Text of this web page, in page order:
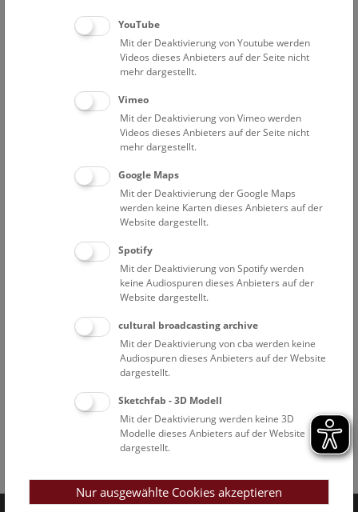
Eine Nacht im Museum
YouTube
Mit der Deaktivierung von Youtube werden
Videos dieses Anbieters auf der Seite nicht
mehr dargestellt.
Vimeo
Mit der Deaktivierung von Vimeo werden
Videos dieses Anbieters auf der Seite nicht
mehr dargestellt.
Google Maps
Mit der Deaktivierung der Google Maps
werden keine Karten dieses Anbieters auf der
Website dargestellt.
Spotify
Mit der Deaktivierung von Spotify werden
keine Audiospuren dieses Anbieters auf der
Website dargestellt.
cultural broadcasting archive
Mit der Deaktivierung von cba werden keine
Audiospuren dieses Anbieters auf der Website
dargestellt.
Sketchfab - 3D Modell
Mit der Deaktivierung werden keine 3D
Modelle dieses Anbieters auf der Website
dargestellt.
Nur ausgewählte Cookies akzeptieren